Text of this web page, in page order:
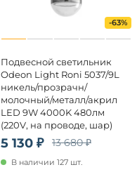
5 130 ₽ 13 680 ₽
-63%
Подвесной светильник
Odeon Light Roni 5037/9L
никель/прозрачн/
молочный/металл/акрил
LED 9W 4000K 480лм
(220V, на проводе, шар)
В наличии 127 шт.